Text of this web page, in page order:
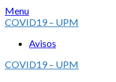
Skip
to
Menu
COVID19 – UPM
Avisos
COVID19 – UPM